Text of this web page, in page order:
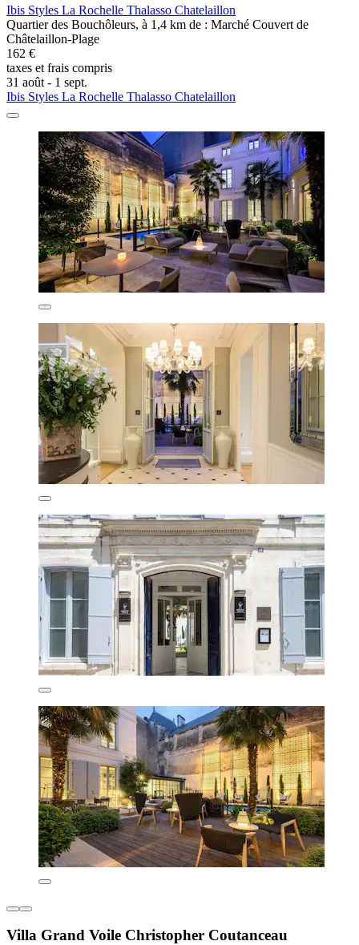
Ibis Styles La Rochelle Thalasso Chatelaillon
Quartier des Bouchôleurs, à 1,4 km de : Marché Couvert de
Châtelaillon-Plage
162 €
taxes et frais compris
31 août - 1 sept.
Ibis Styles La Rochelle Thalasso Chatelaillon
Villa Grand Voile Christopher Coutanceau